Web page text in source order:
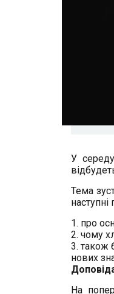
У
Тема
наступні
1. про
2. чому
3. також
нових
На